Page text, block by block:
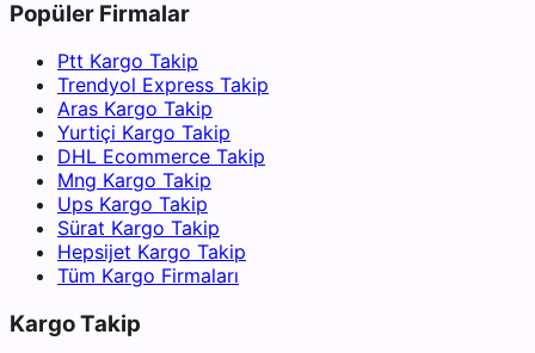
Popüler Firmalar
Ptt Kargo Takip
Trendyol Express Takip
Aras Kargo Takip
Yurtiçi Kargo Takip
DHL Ecommerce Takip
Mng Kargo Takip
Ups Kargo Takip
Sürat Kargo Takip
Hepsijet Kargo Takip
Tüm Kargo Firmaları
Kargo Takip